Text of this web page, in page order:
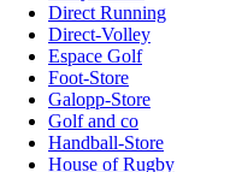
Direct Running
Direct-Volley
Espace Golf
Foot-Store
Galopp-Store
Golf and co
Handball-Store
House of Rugby